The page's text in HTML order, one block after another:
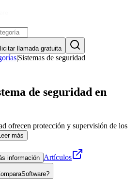
llamada gratuita
|Sistemas de seguridad
de seguridad en
ofrecen protección y supervisión de los
Leer más
información Artículos